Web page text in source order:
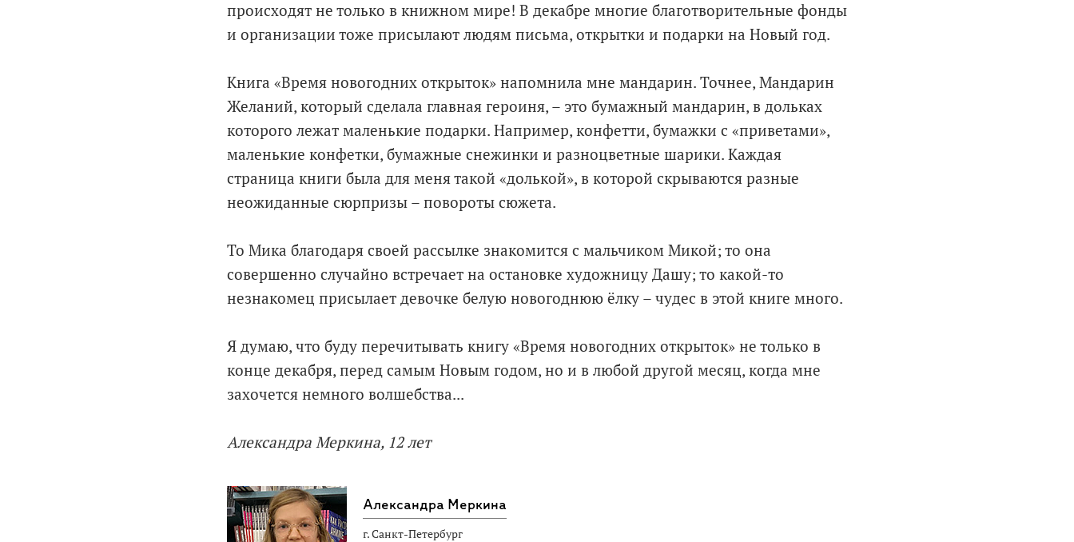
происходят не только в книжном мире! В декабре многие благотворительные фонды
и организации тоже присылают людям письма, открытки и подарки на Новый год.
Книга «Время новогодних открыток» напомнила мне мандарин. Точнее, Мандарин
Желаний, который сделала главная героиня, – это бумажный мандарин, в дольках
которого лежат маленькие подарки. Например, конфетти, бумажки с «приветами»,
маленькие конфетки, бумажные снежинки и разноцветные шарики. Каждая
страница книги была для меня такой «долькой», в которой скрываются разные
неожиданные сюрпризы – повороты сюжета.
То Мика благодаря своей рассылке знакомится с мальчиком Микой; то она
совершенно случайно встречает на остановке художницу Дашу; то какой-то
незнакомец присылает девочке белую новогоднюю ёлку – чудес в этой книге много.
Я думаю, что буду перечитывать книгу «Время новогодних открыток» не только в
конце декабря, перед самым Новым годом, но и в любой другой месяц, когда мне
захочется немного волшебства...
Александра Меркина, 12 лет
Александра Меркина
г. Санкт-Петербург